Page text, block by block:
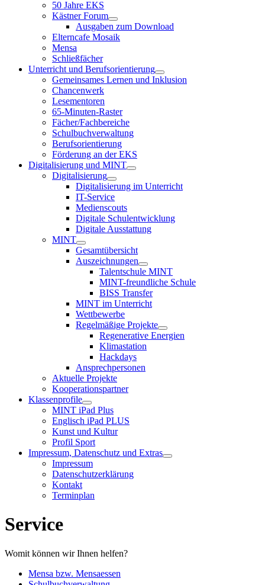
50 Jahre EKS
Kästner Forum
Ausgaben zum Download
Elterncafe Mosaik
Mensa
Schließfächer
Unterricht und Berufsorientierung
Gemeinsames Lernen und Inklusion
Chancenwerk
Lesementoren
65-Minuten-Raster
Fächer/Fachbereiche
Schulbuchverwaltung
Berufsorientierung
Förderung an der EKS
Digitalisierung und MINT
Digitalisierung
Digitalisierung im Unterricht
IT-Service
Medienscouts
Digitale Schulentwicklung
Digitale Ausstattung
MINT
Gesamtübersicht
Auszeichnungen
Talentschule MINT
MINT-freundliche Schule
BISS Transfer
MINT im Unterricht
Wettbewerbe
Regelmäßige Projekte
Regenerative Energien
Klimastation
Hackdays
Ansprechpersonen
Aktuelle Projekte
Kooperationspartner
Klassenprofile
MINT iPad Plus
Englisch iPad PLUS
Kunst und Kultur
Profil Sport
Impressum, Datenschutz und Extras
Impressum
Datenschutzerklärung
Kontakt
Terminplan
Service
Womit können wir Ihnen helfen?
Mensa bzw. Mensaessen